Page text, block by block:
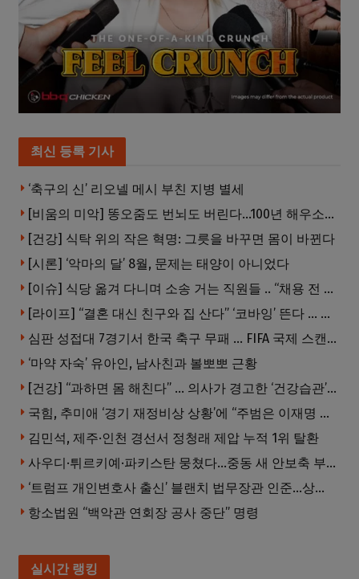
최신 등록 기사
‘축구의 신’ 리오넬 메시 부친 지병 별세
[비움의 미악] 똥오줌도 번뇌도 버린다…100년 해우소의 철학
[건강] 식탁 위의 작은 혁명: 그릇을 바꾸면 몸이 바뀐다
[시론] ‘악마의 달’ 8월, 문제는 태양이 아니었다
[이슈] 식당 옮겨 다니며 소송 거는 직원들 .. “채용 전 반드시 확인해야”
[라이프] “결혼 대신 친구와 집 산다” ‘코바잉’ 뜬다 … 내 집 마련 공식 바뀌었다
심판 성접대 7경기서 한국 축구 무패 … FIFA 국제 스캔들 번지나
‘마약 자숙’ 유아인, 남사친과 볼뽀뽀 근황
[건강] “과하면 몸 해친다” … 의사가 경고한 ‘건강습관’ 5가지
국힘, 추미애 ‘경기 재정비상 상황’에 “주범은 이재명 전 지사”
김민석, 제주·인천 경선서 정청래 제압 누적 1위 탈환
사우디·튀르키예·파키스탄 뭉쳤다…중동 새 안보축 부상하나
‘트럼프 개인변호사 출신’ 블랜치 법무장관 인준…상원 50대49 가결
항소법원 “백악관 연회장 공사 중단” 명령
실시간 랭킹